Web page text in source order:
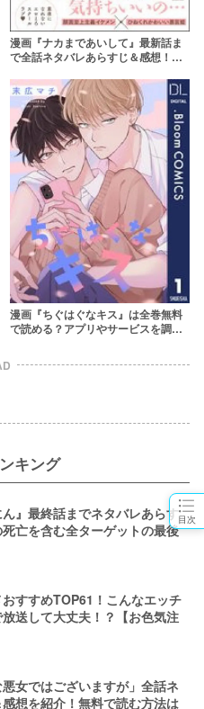
目次
漫画『ナカまであいして』最新話ま
で全話ネタバレあらすじ＆感想！無
漫画『ちぐはぐなキス』は全巻無料
で読める？アプリやサービスを調
キング
ん』最終話までネタバレあらす
亡を含む全ターゲットの最後
すすめTOP61！こんなエッチ
送して大丈夫！？【お色気注
女ではございますが」全話ネ
想を紹介！無料で読む方法は